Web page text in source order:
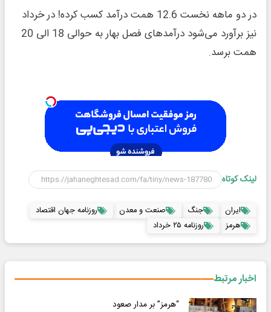
در دو ماهه نخست 12.6 همت درآمد کسب کرده! در خرداد
نیز برآورد می‌شود درآمدهای فصل بهار به حوالی 18 الی 20
همت برسد.
لینک کوتاه
ایران جنگ صنعت و معدن
روزنامه جهان اقتصاد
هرمز
روزنامه ۲۵ خرداد
اخبار مرتبط
“هرمز” بر مدار صعود